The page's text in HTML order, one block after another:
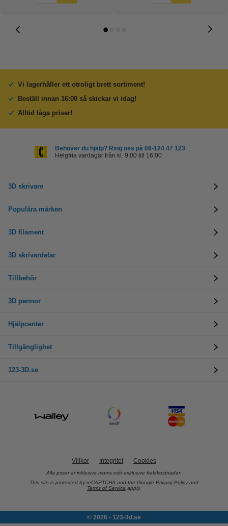
Vi lagerhåller ett otroligt brett sortiment!
Beställ innan 16:00 så skickar vi idag!
Alltid låga priser!
Behöver du hjälp? Ring oss på 08-124 47 123
Helgfria vardagar från kl. 9:00 till 16:00
3D skrivare
Populära märken
3D filament
3D skrivardelar
Tillbehör
3D pennor
Hjälpcenter
Tillgänglighet
123-3D.se
Villkor Integritet Cookies
Alla priser är inklusive moms och exklusive fraktkostnader.
This site is protected by reCAPTCHA and the Google Privacy Policy and
Terms of Service apply.
© 2026 - 123-3d.se